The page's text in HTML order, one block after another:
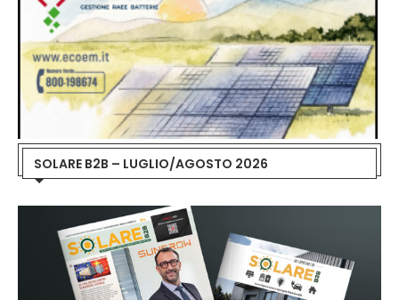
SOLARE B2B – LUGLIO/AGOSTO 2026